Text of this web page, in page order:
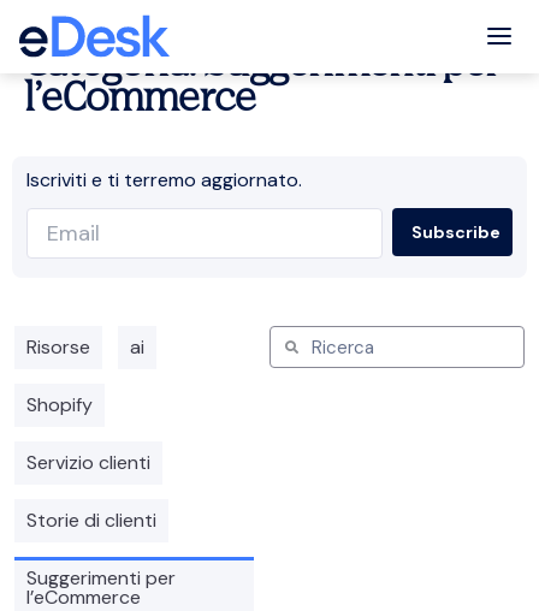
Categoria: Suggerimenti per
l’eCommerce
Iscriviti e ti terremo aggiornato.
Risorse ai
Shopify
Servizio clienti
Storie di clienti
Suggerimenti per
l’eCommerce